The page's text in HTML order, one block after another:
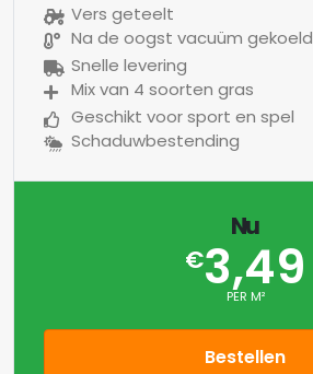
Vers geteelt
Na de oogst vacuüm gekoeld
Snelle levering
Mix van 4 soorten gras
Geschikt voor sport en spel
Schaduwbestending
Nu
€3,49
PER M²
Bestellen